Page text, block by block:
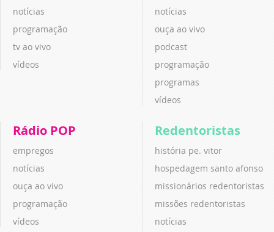
notícias
programação
tv ao vivo
vídeos
notícias
ouça ao vivo
podcast
programação
programas
vídeos
Rádio POP
empregos
notícias
ouça ao vivo
programação
vídeos
Redentoristas
história pe. vitor
hospedagem santo afonso
missionários redentoristas
missões redentoristas
notícias